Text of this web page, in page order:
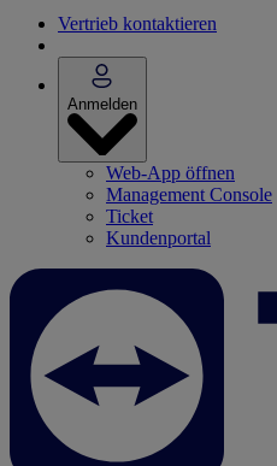
Vertrieb kontaktieren
Anmelden
Web-App öffnen
Management Console
Ticket
Kundenportal